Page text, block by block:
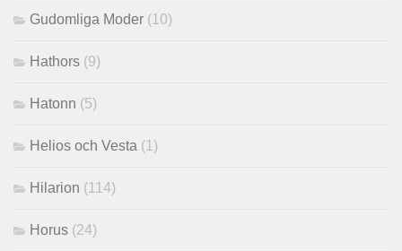
Gudomliga Moder (10)
Hathors (9)
Hatonn (5)
Helios och Vesta (1)
Hilarion (114)
Horus (24)